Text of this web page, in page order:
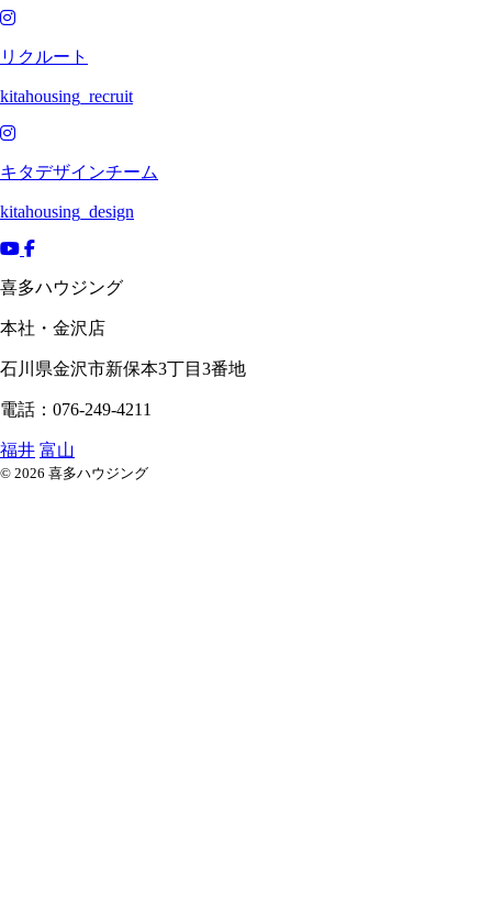
リクルート
kitahousing_recruit
キタデザインチーム
kitahousing_design
喜多ハウジング
本社・金沢店
石川県金沢市新保本3丁目3番地
電話：076-249-4211
福井 富山
© 2026 喜多ハウジング